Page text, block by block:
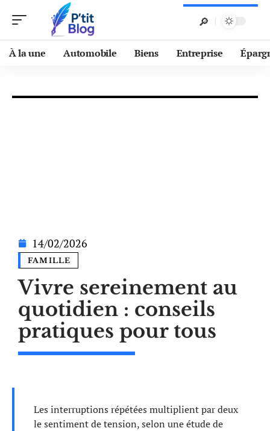
À la une Automobile Biens Entreprise
14/02/2026
FAMILLE
Vivre sereinement au
quotidien : conseils
pratiques pour tous
Les interruptions répétées multiplient par deux
le sentiment de tension, selon une étude de